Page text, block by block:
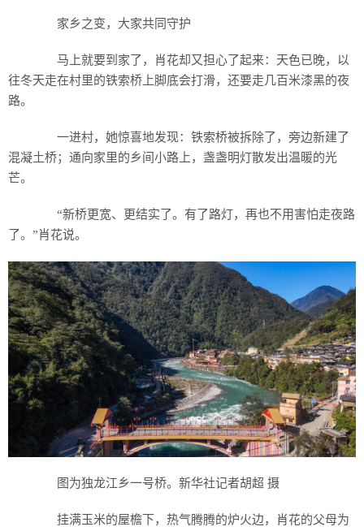
家乡之变，大家共同守护
马上就要到家了，肖花却又担心了起来：天色已晚，以
往冬天走在村里的铁索桥上脚底会打滑，还要走几百米漆黑的夜
路。
一进村，她惊喜地发现：铁索桥被拆除了，旁边新建了
混凝土桥；通向家里的乡间小路上，盏盏明灯散发出温暖的光
芒。
“新桥更宽、更结实了。有了路灯，再也不用害怕走夜路
了。”肖花说。
图为独龙江乡一号桥。新华社记者胡超 摄
挂满玉米的屋檐下，热气腾腾的炉火边，肖花的父母为